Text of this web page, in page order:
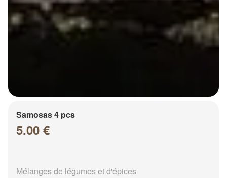
Samosas 4 pcs
5.00 €
Mélanges de légumes et d'épices